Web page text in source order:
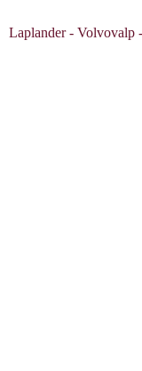
Laplander - Volvovalp